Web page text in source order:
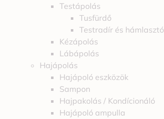
Testápolás
Tusfürdő
Testradír és hámlasztó
Kézápolás
Lábápolás
Hajápolás
Hajápoló eszközök
Sampon
Hajpakolás / Kondícionáló
Hajápoló ampulla